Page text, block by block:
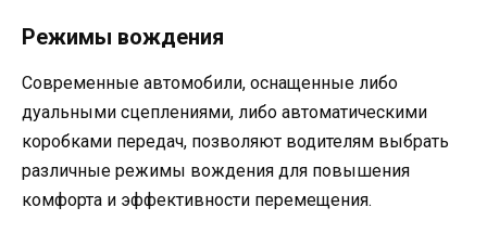
Режимы вождения
Современные автомобили, оснащенные либо
дуальными сцеплениями, либо автоматическими
коробками передач, позволяют водителям выбрать
различные режимы вождения для повышения
комфорта и эффективности перемещения.